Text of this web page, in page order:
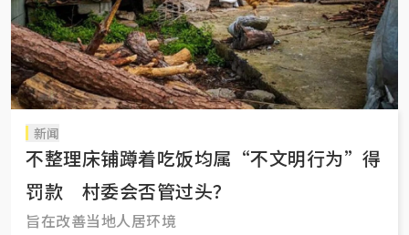
新闻
不整理床铺蹲着吃饭均属“不文明行为”得
罚款 村委会否管过头？
旨在改善当地人居环境